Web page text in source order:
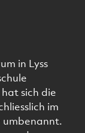
in Lyss
sich die
im
umbenannt.